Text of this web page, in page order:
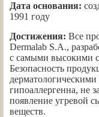
Дата основания:
1991 году
Достижения: Все
Dermalab S.A.,
с самыми высокими
Безопасность
гипоаллергенна, не
появление угревой
веществ.